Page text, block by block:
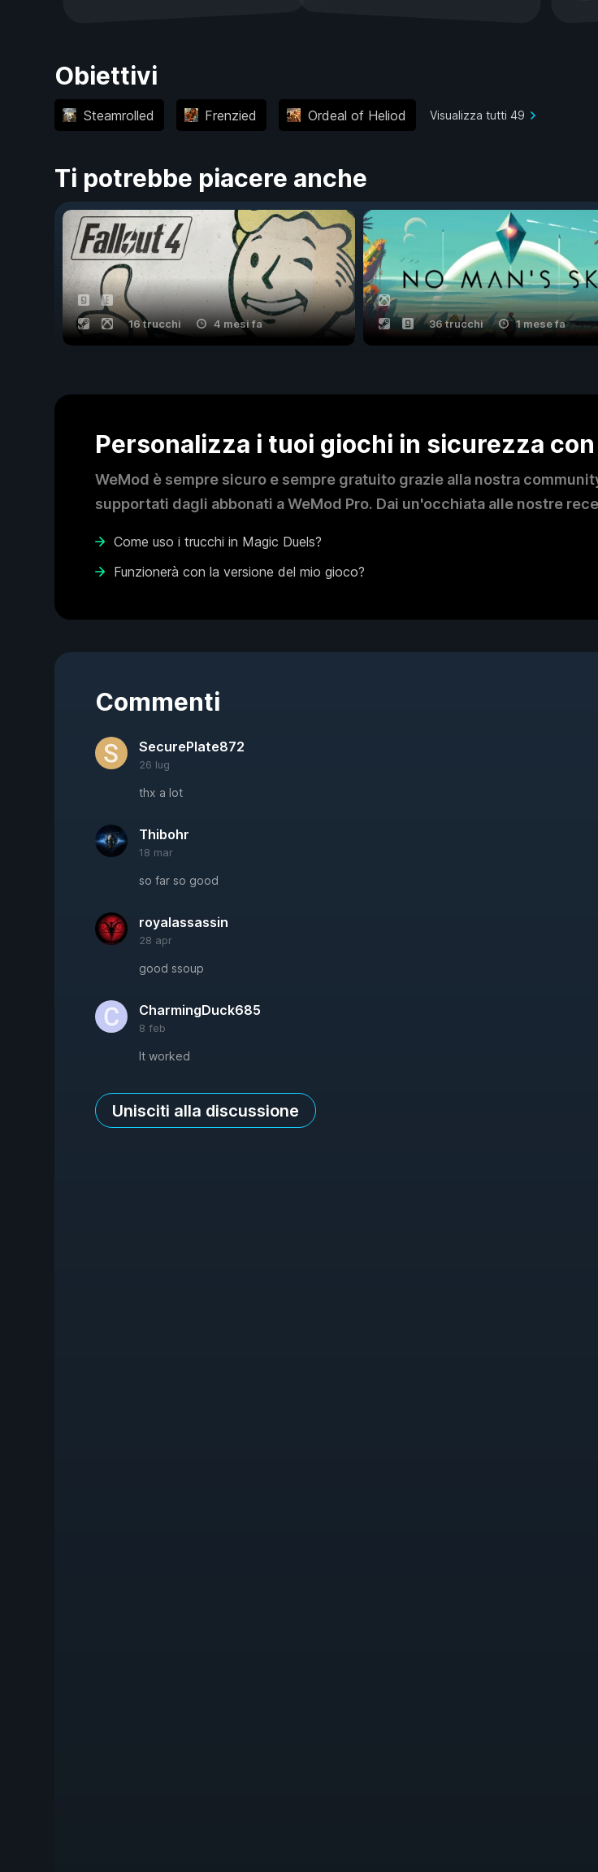
Obiettivi
Steamrolled Frenzied Ordeal of Heliod Visualizza tutti 49
Ti potrebbe piacere anche
16 trucchi 4 mesi fa 36 trucchi 1 mese fa
Personalizza i tuoi giochi in sicurezza con
WeMod è sempre sicuro e sempre gratuito grazie alla nostra
supportati dagli abbonati a WeMod Pro. Dai un'occhiata alle nostre
Come uso i trucchi in Magic Duels?
Funzionerà con la versione del mio gioco?
Commenti
SecurePlate872
26 lug
thx a lot
Thibohr
18 mar
so far so good
royalassassin
28 apr
good ssoup
CharmingDuck685
8 feb
It worked
Unisciti alla discussione